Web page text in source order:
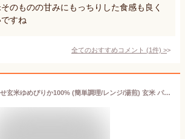
のものの甘みにもっちりした食感も良く
ですね
全てのおすすめコメント (1件) >
結わえる 寝かせ玄米ゆめぴりか100% (簡単調理/レンジ/湯煎) 玄米 パック レトルトご飯 玄米ご飯 (6食)